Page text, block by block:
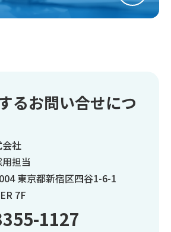
るお問い合せにつ
社
担当
東京都新宿区四谷1-6-1
7F
1127